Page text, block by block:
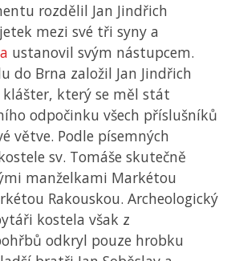
rozdělil Jan Jindřich
mezi své tři syny a
ustanovil svým nástupcem.
do Brna založil Jan Jindřich
který se měl stát
odpočinku všech příslušníků
větve. Podle písemných
sv. Tomáše skutečně
manželkami Markétou
Rakouskou. Archeologický
kostela však z
odkryl pouze hrobku